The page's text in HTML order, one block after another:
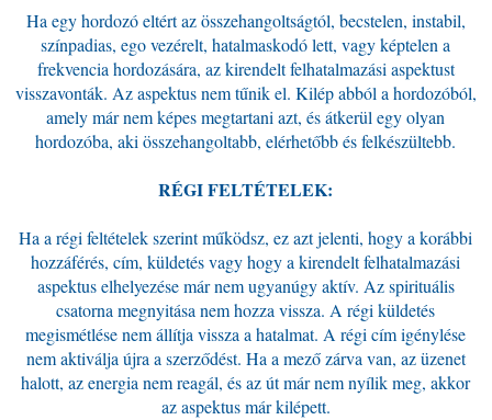
Ha egy hordozó eltért az összehangoltságtól, becstelen, instabil,
színpadias, ego vezérelt, hatalmaskodó lett, vagy képtelen a
frekvencia hordozására, az kirendelt felhatalmazási aspektust
visszavonták. Az aspektus nem tűnik el. Kilép abból a hordozóból,
amely már nem képes megtartani azt, és átkerül egy olyan
hordozóba, aki összehangoltabb, elérhetőbb és felkészültebb.
RÉGI FELTÉTELEK:
Ha a régi feltételek szerint működsz, ez azt jelenti, hogy a korábbi
hozzáférés, cím, küldetés vagy hogy a kirendelt felhatalmazási
aspektus elhelyezése már nem ugyanúgy aktív. Az spirituális
csatorna megnyitása nem hozza vissza. A régi küldetés
megismétlése nem állítja vissza a hatalmat. A régi cím igénylése
nem aktiválja újra a szerződést. Ha a mező zárva van, az üzenet
halott, az energia nem reagál, és az út már nem nyílik meg, akkor
az aspektus már kilépett.